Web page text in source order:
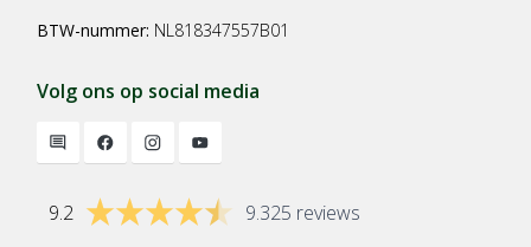
BTW-nummer: NL818347557B01
Volg ons op social media
9.2 9.325 reviews